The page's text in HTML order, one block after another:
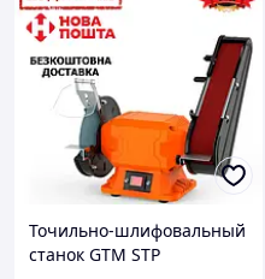
Точильно-шлифовальный
станок GTM STP